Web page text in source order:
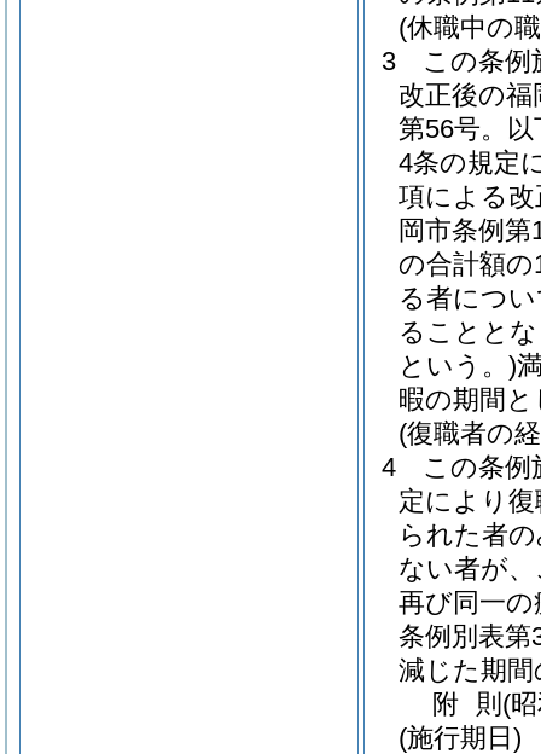
(休職中の
3
この条例
改正後の
第56号。
4条の規定
項による
岡市条例第
の合計額
る者につ
ることと
という。)
暇の期間
(復職者の
4
この条例
定により
られた者
ない者が
再び同一
条例別表
減じた期
附 則 (
(施行期日)